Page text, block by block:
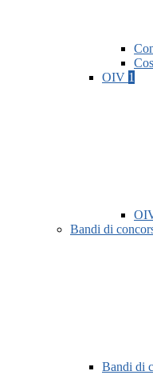
OIV 1
Bandi di
Bandi di